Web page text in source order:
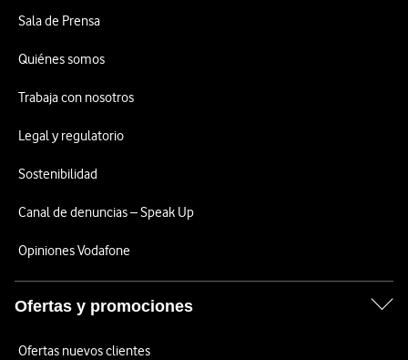
Sala de Prensa
Quiénes somos
Trabaja con nosotros
Legal y regulatorio
Sostenibilidad
Canal de denuncias – Speak Up
Opiniones Vodafone
Ofertas y promociones
Ofertas nuevos clientes